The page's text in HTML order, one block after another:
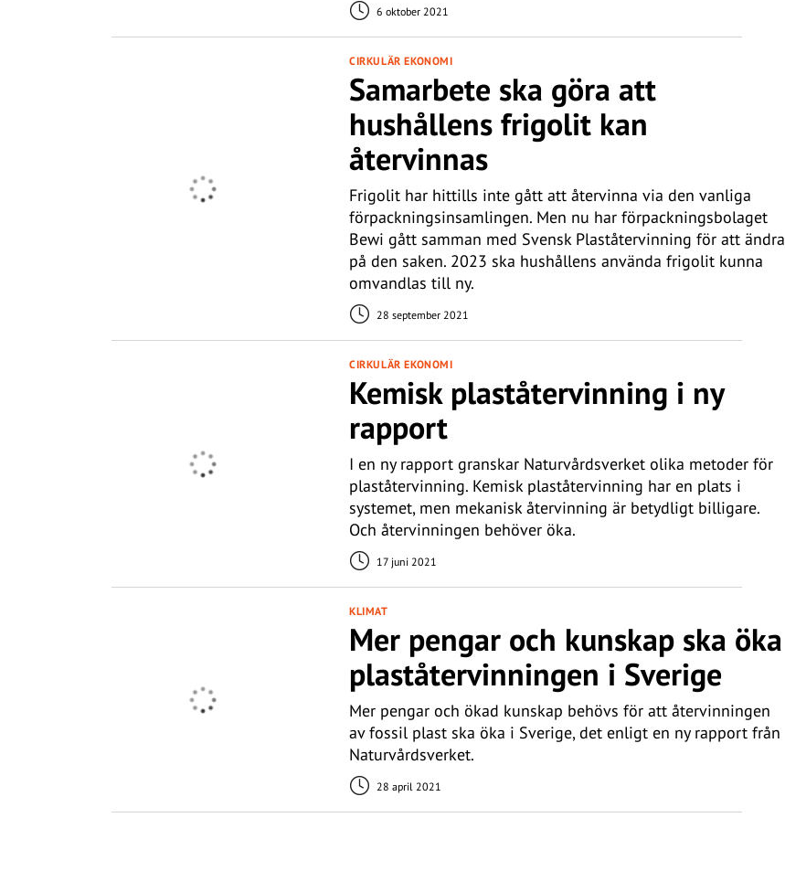
6 oktober 2021
CIRKULÄR EKONOMI
Samarbete ska göra att
hushållens frigolit kan
återvinnas
Frigolit har hittills inte gått att återvinna via den vanliga
förpackningsinsamlingen. Men nu har förpackningsbolaget
Bewi gått samman med Svensk Plaståtervinning för att ändra
på den saken. 2023 ska hushållens använda frigolit kunna
omvandlas till ny.
28 september 2021
CIRKULÄR EKONOMI
Kemisk plaståtervinning i ny
rapport
I en ny rapport granskar Naturvårdsverket olika metoder för
plaståtervinning. Kemisk plaståtervinning har en plats i
systemet, men mekanisk återvinning är betydligt billigare.
Och återvinningen behöver öka.
17 juni 2021
KLIMAT
Mer pengar och kunskap ska öka
plaståtervinningen i Sverige
Mer pengar och ökad kunskap behövs för att återvinningen
av fossil plast ska öka i Sverige, det enligt en ny rapport från
Naturvårdsverket.
28 april 2021